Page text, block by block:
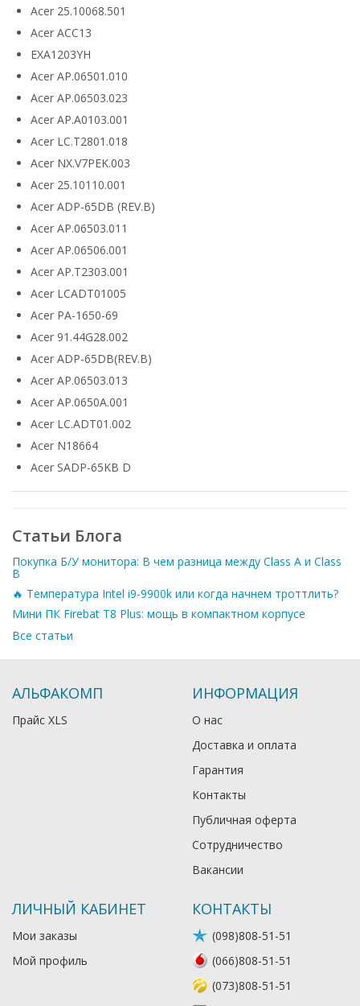
Acer 25.10068.501
Acer ACC13
EXA1203YH
Acer AP.06501.010
Acer AP.06503.023
Acer AP.A0103.001
Acer LC.T2801.018
Acer NX.V7PEK.003
Acer 25.10110.001
Acer ADP-65DB (REV.B)
Acer AP.06503.011
Acer AP.06506.001
Acer AP.T2303.001
Acer LCADT01005
Acer PA-1650-69
Acer 91.44G28.002
Acer ADP-65DB(REV.B)
Acer AP.06503.013
Acer AP.0650A.001
Acer LC.ADT01.002
Acer N18664
Acer SADP-65KB D
Статьи Блога
Покупка Б/У монитора: В чем разница между Class A и Class
B
🔥 Температура Intel i9-9900k или когда начнем троттлить?
Мини ПК Firebat T8 Plus: мощь в компактном корпусе
Все статьи
АЛЬФАКОМП
Прайс XLS
ИНФОРМАЦИЯ
О нас
Доставка и оплата
Гарантия
Контакты
Публичная оферта
Сотрудничество
Вакансии
ЛИЧНЫЙ КАБИНЕТ
Мои заказы
Мой профиль
КОНТАКТЫ
(098)808-51-51
(066)808-51-51
(073)808-51-51